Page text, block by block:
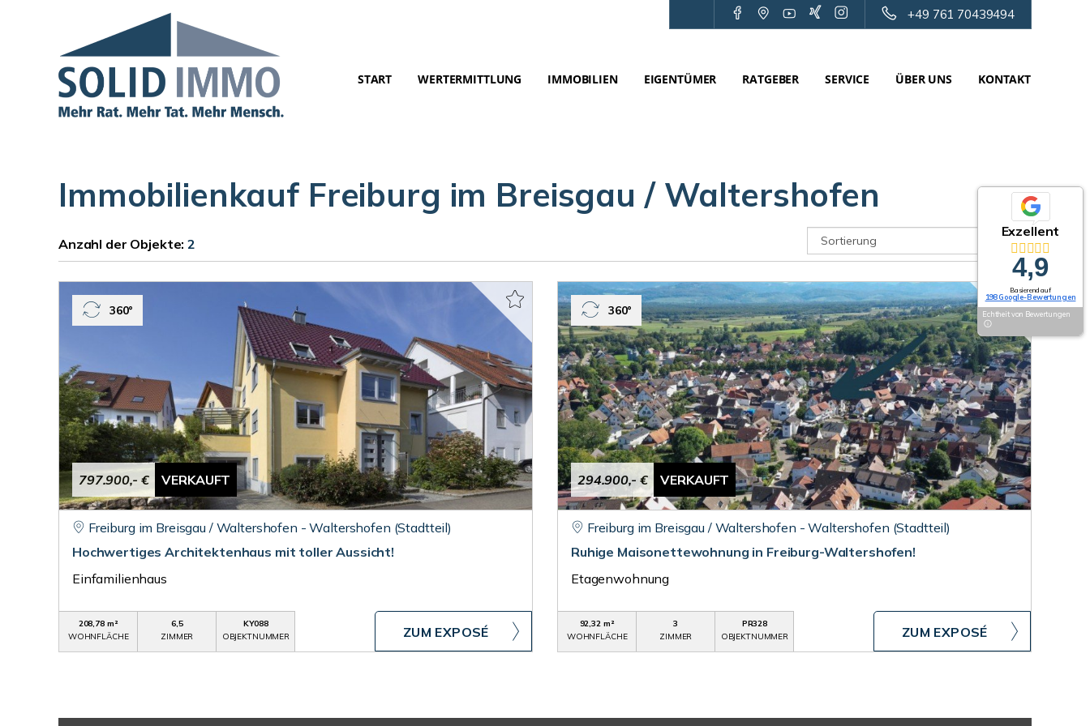
+49 761 70439494
START WERTERMITTLUNG IMMOBILIEN EIGENTÜMER RATGEBER SERVICE ÜBER UNS KONTAKT
Immobilienkauf Freiburg im Breisgau / Waltershofen
Anzahl der Objekte:2
797.900,- € VERKAUFT
360°
Freiburg im Breisgau / Waltershofen - Waltershofen (Stadtteil)
Hochwertiges Architektenhaus mit toller Aussicht!
Einfamilienhaus
208,78 m²
WOHNFLÄCHE
6,5
ZIMMER
KY088
OBJEKTNUMMER
ZUM EXPOSÉ
294.900,- € VERKAUFT
360°
Freiburg im Breisgau / Waltershofen - Waltershofen (Stadtteil)
Ruhige Maisonettewohnung in Freiburg-Waltershofen!
Etagenwohnung
92,32 m²
WOHNFLÄCHE
3
ZIMMER
PR328
OBJEKTNUMMER
ZUM EXPOSÉ
Exzellent
4,9
Basierend auf
198 Google-Bewertungen
Echtheit von Bewertungen